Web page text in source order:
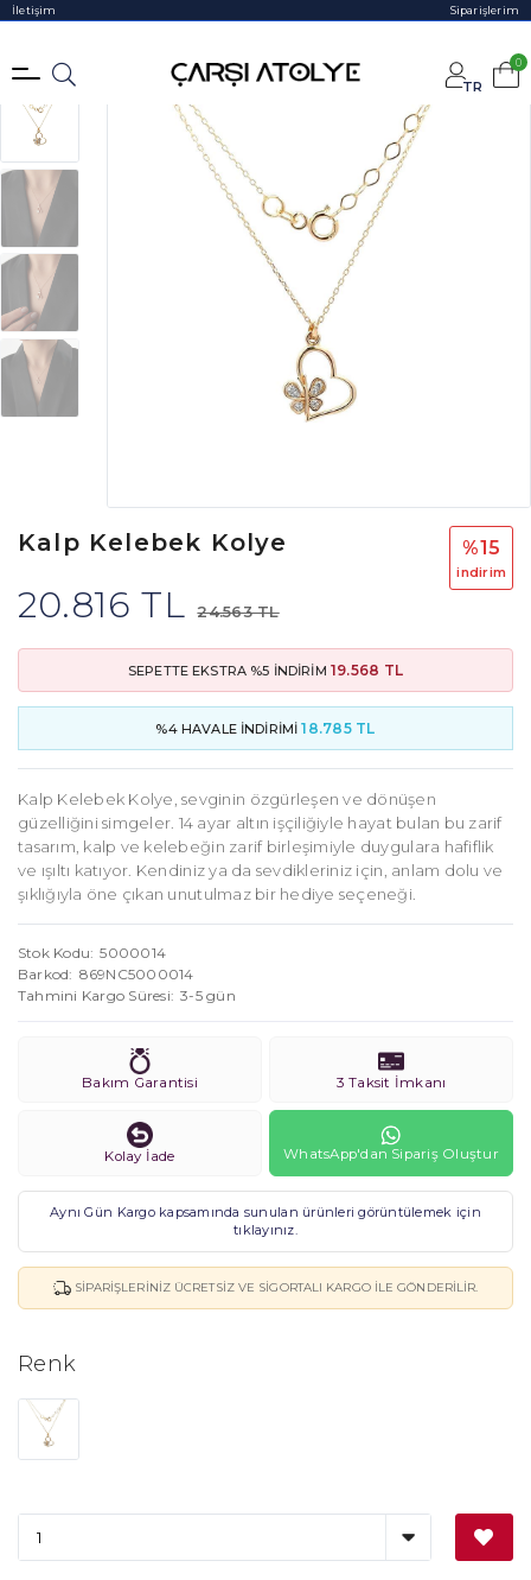
İletişim Siparişlerim
TR
0
Kalp Kelebek Kolye
20.816 TL 24.563 TL
%15
i̇ndi̇ri̇m
SEPETTE EKSTRA %5 İNDİRİM 19.568 TL
%4 HAVALE İNDİRİMİ18.785 TL
Kalp Kelebek Kolye, sevginin özgürleşen ve dönüşen
güzelliğini simgeler. 14 ayar altın işçiliğiyle hayat bulan bu zarif
tasarım, kalp ve kelebeğin zarif birleşimiyle duygulara hafiflik
ve ışıltı katıyor. Kendiniz ya da sevdikleriniz için, anlam dolu ve
şıklığıyla öne çıkan unutulmaz bir hediye seçeneği.
Stok Kodu
5000014
Barkod
869NC5000014
Tahmini Kargo Süresi
3-5 gün
Bakım Garantisi 3 Taksit İmkanı
Kolay İade WhatsApp'dan Sipariş Oluştur
Aynı Gün Kargo kapsamında sunulan ürünleri görüntülemek için
tıklayınız.
SIPARIŞLERINIZ ÜCRETSIZ VE SIGORTALI KARGO ILE GÖNDERILIR.
Renk